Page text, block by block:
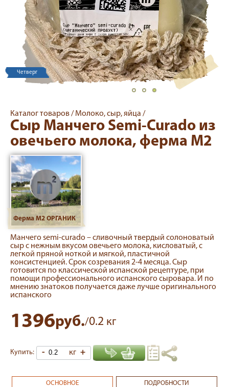
Четверг
Каталог товаров / Молоко, сыр, яйца /
Сыр Манчего Semi-Curado из
овечьего молока, ферма М2
Ферма М2 ОРГАНИК
Манчего semi-curado – сливочный твердый солоноватый
сыр с нежным вкусом овечьего молока, кисловатый, с
легкой пряной ноткой и мягкой, пластичной
консистенцией. Срок созревания 2-4 месяца. Сыр
готовится по классической испанской рецептуре, при
помощи профессионального испанского сыровара. И по
мнению знатоков получается даже лучше оригинального
испанского
1396руб./0.2 кг
Купить: - кг +
ОСНОВНОЕ ПОДРОБНОСТИ